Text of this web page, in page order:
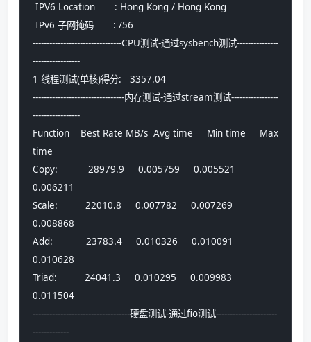
IPV6 Location       : Hong Kong / Hong Kong
IPv6 子网掩码       : /56
--------------------------------CPU测试-通过sysbench测试---------------
-----------------
1 线程测试(单核)得分:   3357.04
---------------------------------内存测试-通过stream测试-----------------
-----------------
Function    Best Rate MB/s  Avg time     Min time     Max
time
Copy:           28979.9     0.005759     0.005521
0.006211
Scale:          22010.8     0.007782     0.007269
0.008868
Add:            23783.4     0.010326     0.010091
0.010628
Triad:          24041.3     0.010295     0.009983
0.011504
-----------------------------------硬盘测试-通过fio测试----------------------
-------------